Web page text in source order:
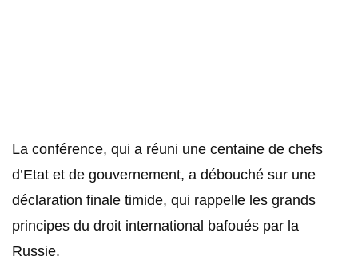
La conférence, qui a réuni une centaine de chefs
d’Etat et de gouvernement, a débouché sur une
déclaration finale timide, qui rappelle les grands
principes du droit international bafoués par la
Russie.